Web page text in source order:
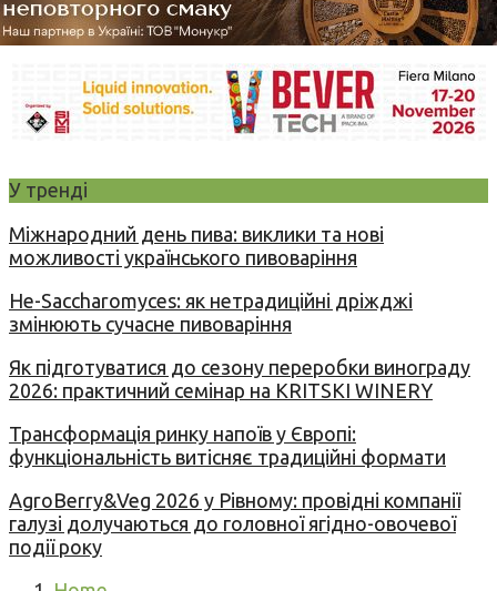
У тренді
Міжнародний день пива: виклики та нові
можливості українського пивоваріння
Не-Saccharomyces: як нетрадиційні дріжджі
змінюють сучасне пивоваріння
Як підготуватися до сезону переробки винограду
2026: практичний семінар на KRITSKI WINERY
Трансформація ринку напоїв у Європі:
функціональність витісняє традиційні формати
AgroBerry&Veg 2026 у Рівному: провідні компанії
галузі долучаються до головної ягідно-овочевої
події року